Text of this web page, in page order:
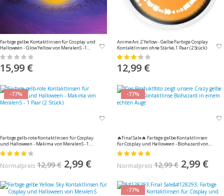
Farbige gelbe Kontaktlinsen für Cosplay und
Halloween - Glow Yellow von MeralenS - 1
Paar (2 Stück)
Rating:
0%
15,99 €
Anime Arc 2 Yellow - Gelbe Farbige Cosplay
Kontaktlinsen ohne Stärke, 1 Paar (2 Stück)
Bewertung:
67%
12,99 €
-77%
Farbige gelb-rote Kontaktlinsen für Cosplay
und Halloween - Makima von MeralenS - 1
Paar (2 Stück)
Bewertung:
Normalpreis 12,99 € Sonderangebot
2,99 €
-77%
🔥Final Sale🔥 Farbige gelbe Kontaktlinsen
für Cosplay und Halloween - Biohazard von
MeralenS - 1 Paar (2 Stück)
Bewertung:
Normalpreis 12,99 € 2,99 €
-77%